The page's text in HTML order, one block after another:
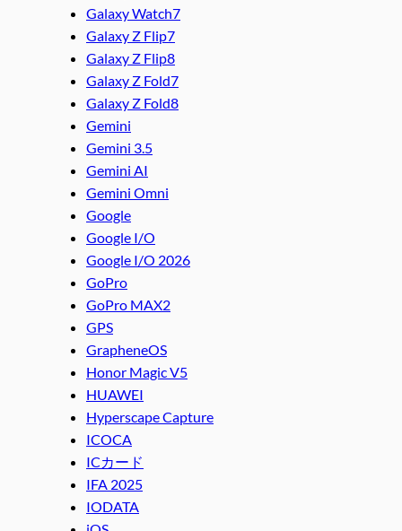
Galaxy Watch7
Galaxy Z Flip7
Galaxy Z Flip8
Galaxy Z Fold7
Galaxy Z Fold8
Gemini
Gemini 3.5
Gemini AI
Gemini Omni
Google
Google I/O
Google I/O 2026
GoPro
GoPro MAX2
GPS
GrapheneOS
Honor Magic V5
HUAWEI
Hyperscape Capture
ICOCA
ICカード
IFA 2025
IODATA